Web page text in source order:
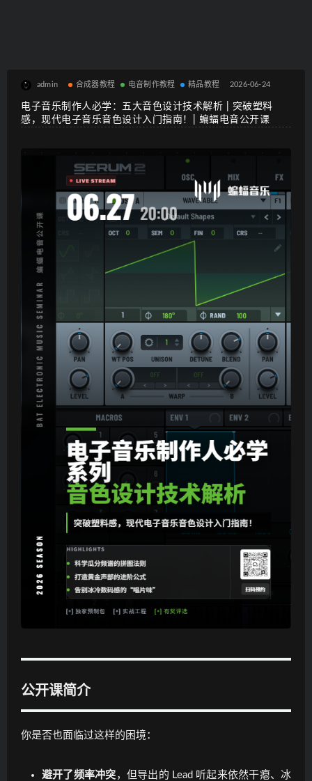
admin 合成器教程 电音制作教程 精品教程 2026-06-24
电子音乐制作人必学：五大音色设计技术解析 | 突破塑料
感，现代电子音乐音色设计入门指南！| 蝙蝠电音公开课
公开课简介
你是否也面临过这样的困境：
避开了频率冲突 ，但导出的 Lead 听起来依然干瘪、冰